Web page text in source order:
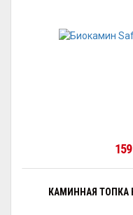
КАМИННАЯ ТОПКА